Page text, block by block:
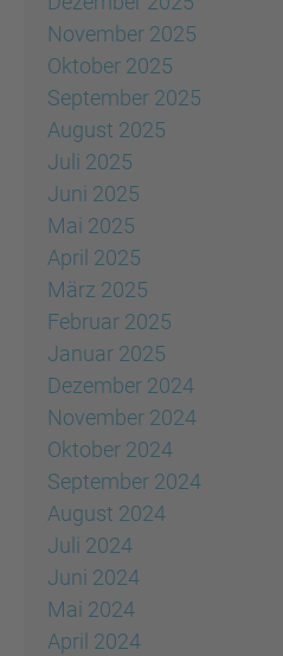
November 2025
Oktober 2025
September 2025
August 2025
Juli 2025
Juni 2025
Mai 2025
April 2025
März 2025
Februar 2025
Januar 2025
Dezember 2024
November 2024
Oktober 2024
September 2024
August 2024
Juli 2024
Juni 2024
Mai 2024
April 2024